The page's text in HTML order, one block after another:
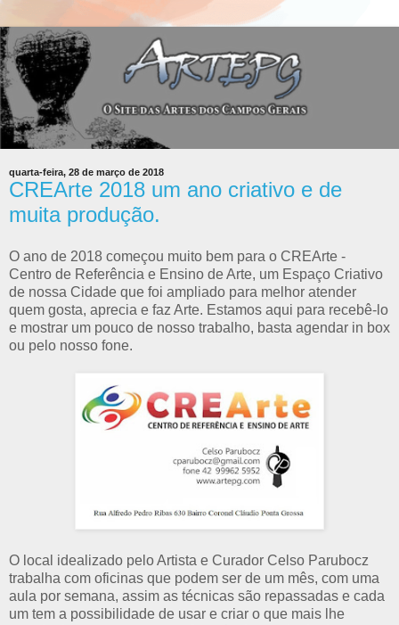
quarta-feira, 28 de março de 2018
CREArte 2018 um ano criativo e de
muita produção.
O ano de 2018 começou muito bem para o CREArte -
Centro de Referência e Ensino de Arte, um Espaço Criativo
de nossa Cidade que foi ampliado para melhor atender
quem gosta, aprecia e faz Arte. Estamos aqui para recebê-lo
e mostrar um pouco de nosso trabalho, basta agendar in box
ou pelo nosso fone.
O local idealizado pelo Artista e Curador Celso Parubocz
trabalha com oficinas que podem ser de um mês, com uma
aula por semana, assim as técnicas são repassadas e cada
um tem a possibilidade de usar e criar o que mais lhe